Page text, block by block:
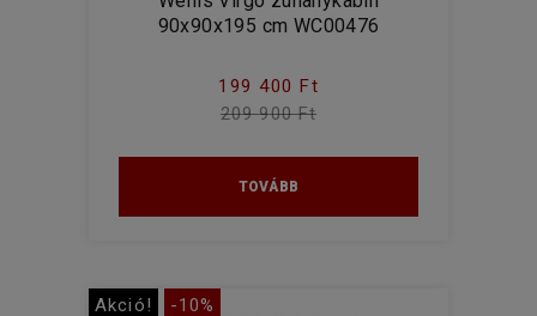
90x90x195 cm WC00476
199 400 Ft
209 900 Ft
TOVÁBB
Akció! -10%